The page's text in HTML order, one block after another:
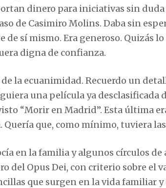
dinero para iniciativas sin duda
de Casimiro Molins. Daba sin
de sí mismo. Era generoso. Quizás
digna de confianza.
la ecuanimidad. Recuerdo un
una película ya desclasificada
visto “Morir en Madrid”. Esta última
que, como mínimo, tuviera
en la familia y algunos círculos
del Opus Dei, con criterio sobre el
que surgen en la vida familiar